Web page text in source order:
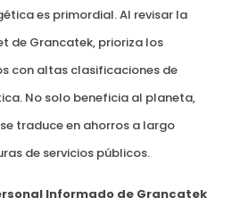
es primordial. Al revisar la
de Grancatek, prioriza los
con altas clasificaciones de
No solo beneficia al planeta,
traduce en ahorros a largo
de servicios públicos.
Informado de Grancatek